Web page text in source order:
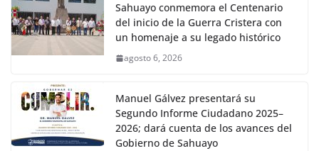
Sahuayo conmemora el Centenario
del inicio de la Guerra Cristera con
un homenaje a su legado histórico
agosto 6, 2026
Manuel Gálvez presentará su
Segundo Informe Ciudadano 2025–
2026; dará cuenta de los avances del
Gobierno de Sahuayo